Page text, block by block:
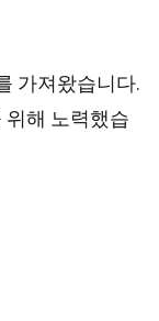
가져왔습니다.
위해 노력했습